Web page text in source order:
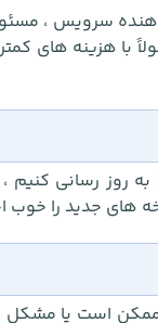
دهنده سرویس ،
با هزینه های
روز رسانی کنیم
های جدید را خوب
ممکن است یا